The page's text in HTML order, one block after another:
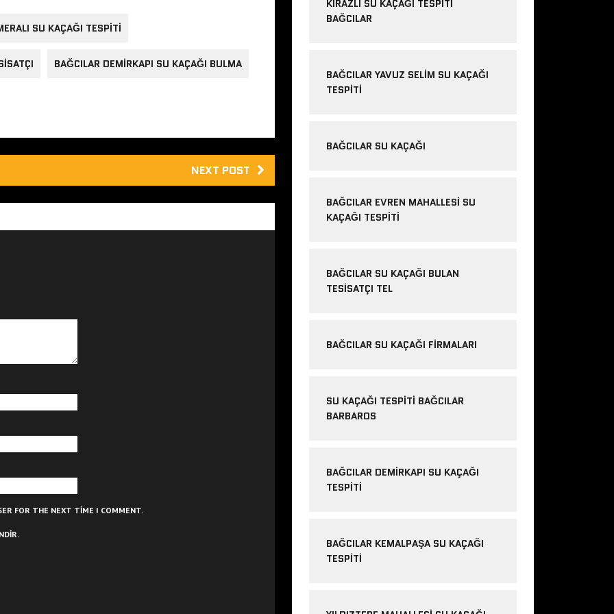
SU KAÇAĞI TESPITI
BAĞCILAR DEMIRKAPI SU KAÇAĞI BULMA
NEXT POST
FOR THE NEXT TIME I COMMENT.
KIRAZLI SU KAÇAĞI TESPITI
BAĞCILAR
BAĞCILAR YAVUZ SELIM SU KAÇAĞI
TESPITI
BAĞCILAR SU KAÇAĞI
BAĞCILAR EVREN MAHALLESI SU
KAÇAĞI TESPITI
BAĞCILAR SU KAÇAĞI BULAN
TESISATÇI TEL
BAĞCILAR SU KAÇAĞI FIRMALARI
SU KAÇAĞI TESPITI BAĞCILAR
BARBAROS
BAĞCILAR DEMIRKAPI SU KAÇAĞI
TESPITI
BAĞCILAR KEMALPAŞA SU KAÇAĞI
TESPITI